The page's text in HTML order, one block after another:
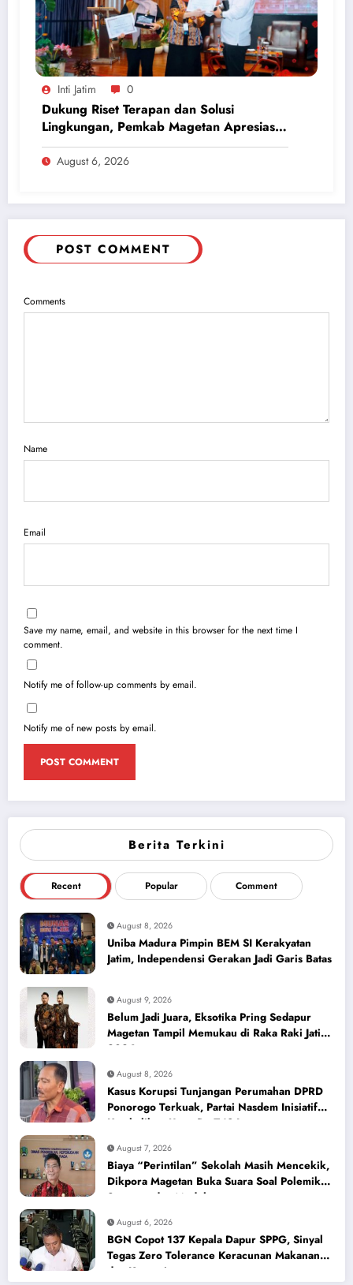
Berita Terkini
Recent Popular Comment
August 8, 2026
Uniba Madura Pimpin BEM SI Kerakyatan
Jatim, Independensi Gerakan Jadi Garis Batas
August 9, 2026
Belum Jadi Juara, Eksotika Pring Sedapur
Magetan Tampil Memukau di Raka Raki Jatim
2026
August 8, 2026
Kasus Korupsi Tunjangan Perumahan DPRD
Ponorogo Terkuak, Partai Nasdem Inisiatif
Kembalikan Uang Rp 748 Juta
August 7, 2026
Biaya “Perintilan” Sekolah Masih Mencekik,
Dikpora Magetan Buka Suara Soal Polemik
Seragam dan Modul
August 6, 2026
BGN Copot 137 Kepala Dapur SPPG, Sinyal
Tegas Zero Tolerance Keracunan Makanan
dan Korupsi
Inti Jatim 0
Dukung Riset Terapan dan Solusi
Lingkungan, Pemkab Magetan Apresiasi
ICAPSTURE 2026 Unesa
August 6, 2026
POST COMMENT
Comments
Name
Email
Save my name, email, and website in this browser for the next time I
comment.
Notify me of follow-up comments by email.
Notify me of new posts by email.